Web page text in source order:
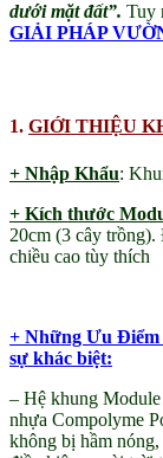
xanh
số
dưới mặt đất”. Tuy
GIẢI PHÁP
1. GIỚI THIỆU
+ Nhập Khẩu:
+ Kích thước
20cm (3 cây
chiều cao tùy thích
+ Những Ưu Điểm
sự khác biệt:
– Hệ khung
nhựa Compolyme
không bị hầm